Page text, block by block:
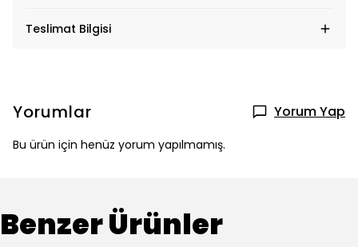
Teslimat Bilgisi
Yorumlar Yorum Yap
Bu ürün için henüz yorum yapılmamış.
Benzer Ürünler